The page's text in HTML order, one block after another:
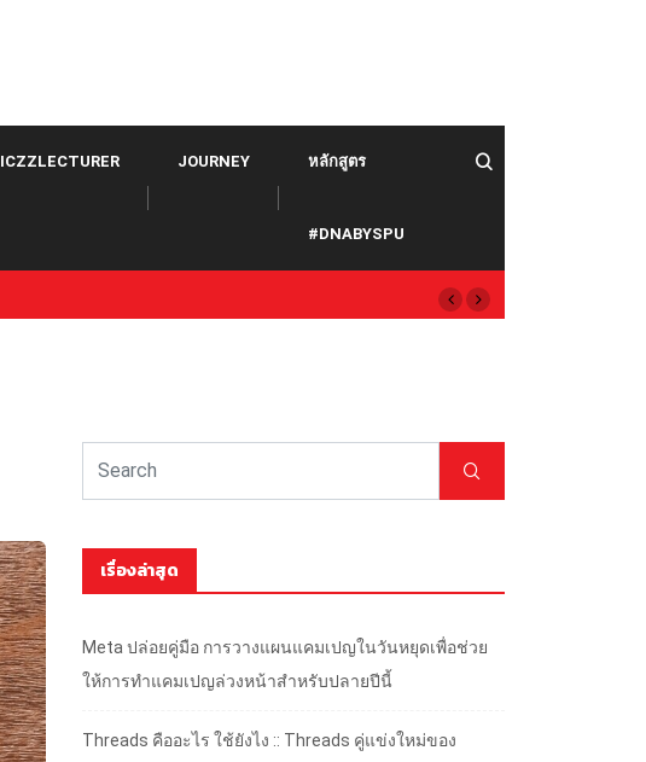
ICZZLECTURER JOURNEY หลักสูตร
#DNABYSPU
เรื่องล่าสุด
Meta ปล่อยคู่มือ การวางแผนแคมเปญในวันหยุดเพื่อช่วย
ให้การทำแคมเปญล่วงหน้าสำหรับปลายปีนี้
Threads คืออะไร ใช้ยังไง :: Threads คู่แข่งใหม่ของ